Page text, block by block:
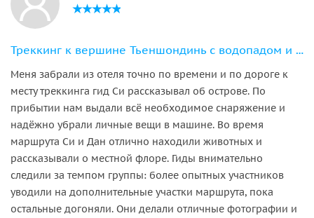
Треккинг к вершине Тьеншондинь с водопадом и панорамами Фукуока
Меня забрали из отеля точно по времени и по дороге к
месту треккинга гид Си рассказывал об острове. По
прибытии нам выдали всё необходимое снаряжение и
надёжно убрали личные вещи в машине. Во время
маршрута Си и Дан отлично находили животных и
рассказывали о местной флоре. Гиды внимательно
следили за темпом группы: более опытных участников
уводили на дополнительные участки маршрута, пока
остальные догоняли. Они делали отличные фотографии и